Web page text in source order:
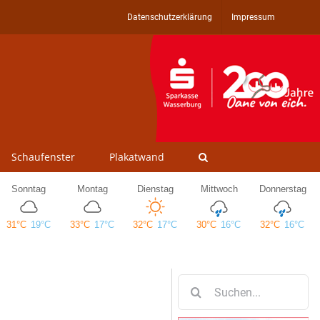
Datenschutzerklärung Impressum
Schaufenster Plakatwand
nach: